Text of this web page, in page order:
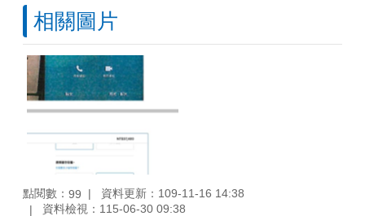
相關圖片
點閱數： 99
資料更新：109-11-16 14:38
資料檢視：115-06-30 09:38